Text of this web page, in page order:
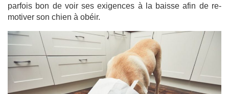
parfois bon de voir ses exigences à la baisse afin de re-
motiver son chien à obéir.